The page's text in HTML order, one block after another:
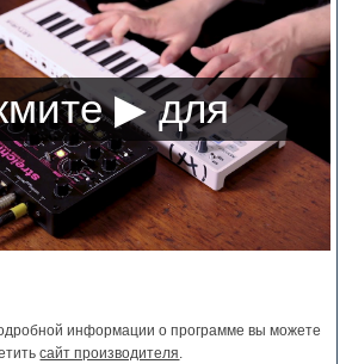
информации о программе вы можете
сайт производителя.